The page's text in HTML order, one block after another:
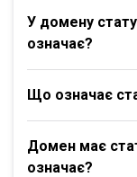
У домену
означає?
Що означає
Домен має
означає?